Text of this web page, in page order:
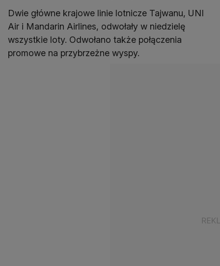
Dwie główne krajowe linie lotnicze Tajwanu, UNI
Air i Mandarin Airlines, odwołały w niedzielę
wszystkie loty. Odwołano także połączenia
promowe na przybrzeżne wyspy.